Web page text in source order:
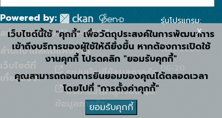
Powered by:
สนับสนุนระบบ Thai-GDC โดย
สำนักงานสถิติแห่งชาติ
เว็บไซต์ที่
เกี่ยวข้อง:
ระบบบัญชีข้อมูลภาครัฐ
บริการนามานุกรมบัญชี
ข้อมูลภาครัฐ
รุ่นโปรแกรม:
2.2.1
วันที่: 2024-
06-20
เว็บไซต์นี้ใช้ "คุกกี้" เพื่อวัตถุประสงค์ในการพัฒนาการ
เข้าถึงบริการของผู้ใช้ให้ดียิ่งขึ้น หากต้องการเปิดใช้
งานคุกกี้ โปรดคลิก "ยอมรับคุกกี้"
คุณสามารถถอนการยินยอมของคุณได้ตลอดเวลา
โดยไปที่ "การตั้งค่าคุกกี้"
ยอมรับคุกกี้
x